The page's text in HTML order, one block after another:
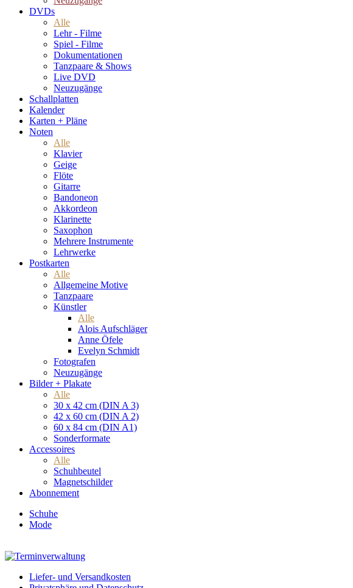
DVDs
Alle
Lehr - Filme
Spiel - Filme
Dokumentationen
Tanzpaare & Shows
Live DVD
Neuzugänge
Schallplatten
Kalender
Karten + Pläne
Noten
Alle
Klavier
Geige
Flöte
Gitarre
Bandoneon
Akkordeon
Klarinette
Saxophon
Mehrere Instrumente
Lehrwerke
Postkarten
Alle
Allgemeine Motive
Tanzpaare
Künstler
Alle
Alois Aufschläger
Anne Öfele
Evelyn Schmidt
Fotografen
Neuzugänge
Bilder + Plakate
Alle
30 x 42 cm (DIN A 3)
42 x 60 cm (DIN A 2)
60 x 84 cm (DIN A1)
Sonderformate
Accessoires
Alle
Schuhbeutel
Magnetschilder
Abonnement
Schuhe
Mode
Liefer- und Versandkosten